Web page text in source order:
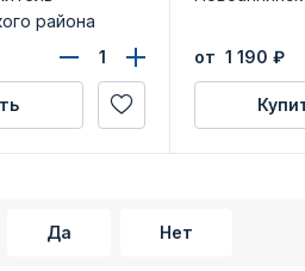
района
области»
от 1 190 ₽
Да Нет